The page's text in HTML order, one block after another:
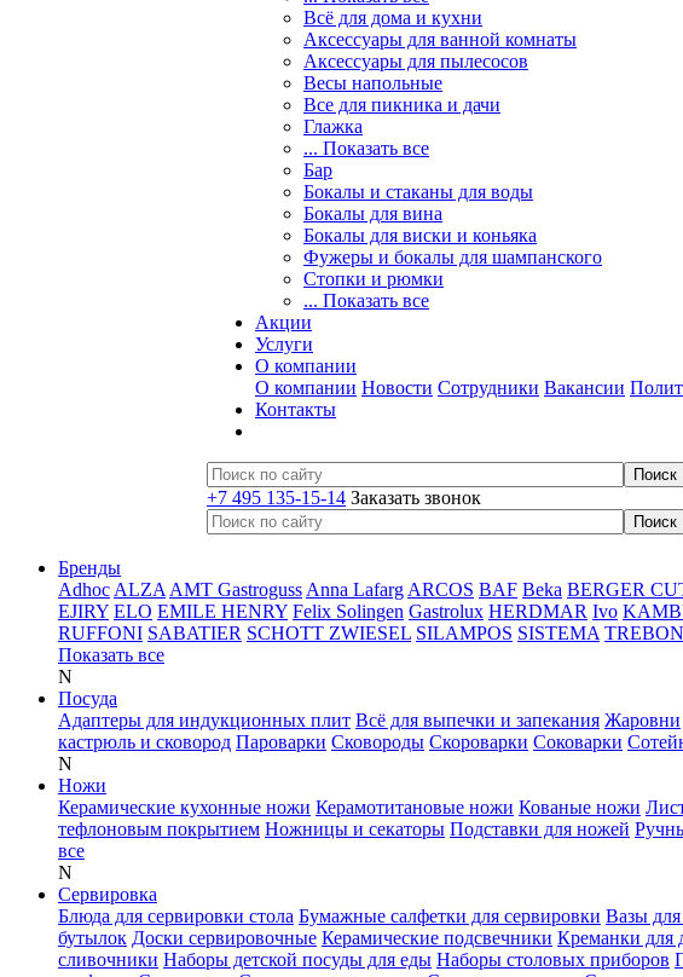
Всё для дома и кухни
Аксессуары для ванной комнаты
Аксессуары для пылесосов
Весы напольные
Все для пикника и дачи
Глажка
... Показать все
Бар
Бокалы и стаканы для воды
Бокалы для вина
Бокалы для виски и коньяка
Фужеры и бокалы для шампанского
Стопки и рюмки
... Показать все
Акции
Услуги
О компании
О компании Новости Сотрудники Вакансии
Контакты
+7 495 135-15-14 Заказать звонок
Бренды
Adhoc ALZA AMT Gastroguss Anna Lafarg ARCOS BAF Beka BERGER
EJIRY ELO EMILE HENRY Felix Solingen Gastrolux HERDMAR Ivo
RUFFONI SABATIER SCHOTT ZWIESEL SILAMPOS SISTEMA
Показать все
N
Посуда
Адаптеры для индукционных плит Всё для выпечки и запекания Жаровни
кастрюль и сковород Пароварки Сковороды Скороварки Соковарки
N
Ножи
Керамические кухонные ножи Керамотитановые ножи Кованые ножи
тефлоновым покрытием Ножницы и секаторы Подставки для ножей
все
N
Сервировка
Блюда для сервировки стола Бумажные салфетки для сервировки Вазы
бутылок Доски сервировочные Керамические подсвечники Креманки для
сливочники Наборы детской посуды для еды Наборы столовых приборов